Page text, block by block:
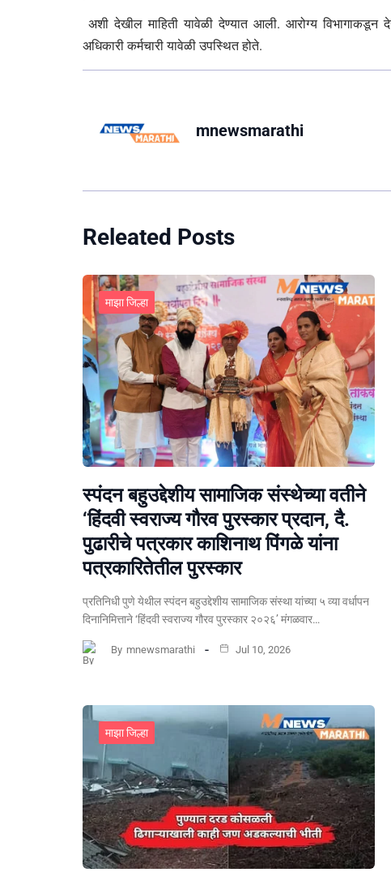
अशी देखील माहिती यावेळी देण्यात आली. आरोग्य
अधिकारी कर्मचारी यावेळी उपस्थित होते.
mnewsmarathi
Releated Posts
माझा जिल्हा
स्पंदन बहुउद्देशीय सामाजिक संस्थेच्या वतीने
‘हिंदवी स्वराज्य गौरव पुरस्कार प्रदान, दै.
पुढारीचे पत्रकार काशिनाथ पिंगळे यांना
पत्रकारितेतील पुरस्कार
प्रतिनिधी पुणे येथील स्पंदन बहुउद्देशीय सामाजिक संस्था यांच्या ५ व्या वर्धापन
दिनानिमित्ताने ‘हिंदवी स्वराज्य गौरव पुरस्कार २०२६’ मंगळवार…
By mnewsmarathi Jul 10, 2026
माझा जिल्हा